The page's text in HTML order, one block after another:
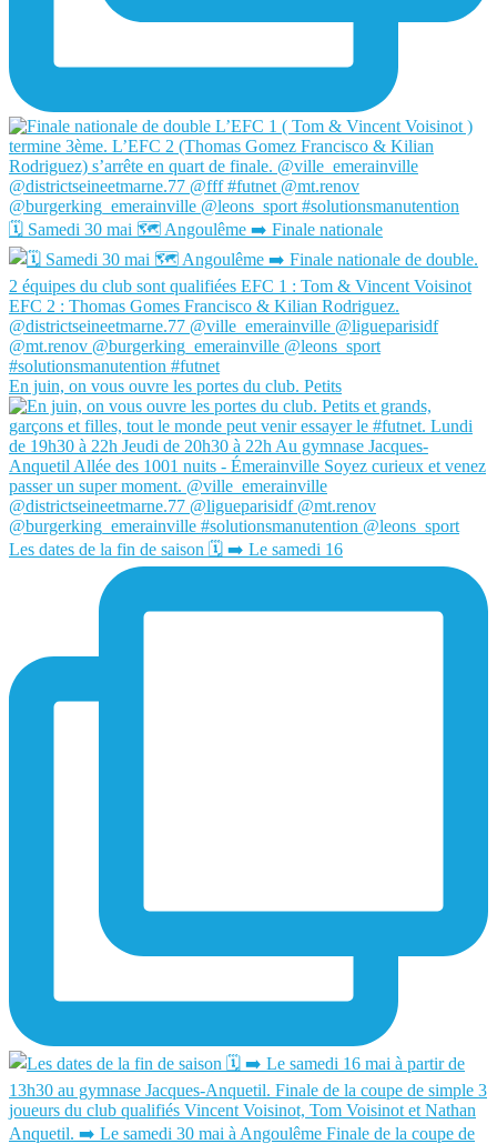
🗓️ Samedi 30 mai 🗺️ Angoulême ➡️ Finale nationale
En juin, on vous ouvre les portes du club. Petits
Les dates de la fin de saison 🗓️ ➡️ Le samedi 16